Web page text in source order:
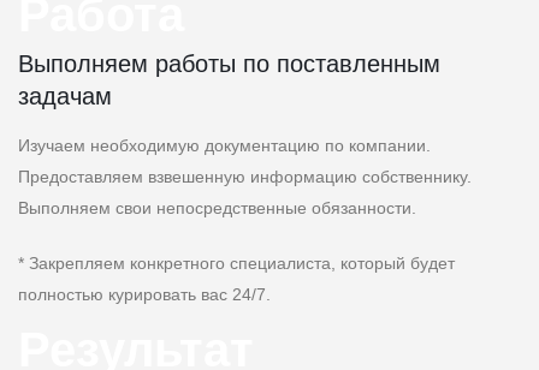
Выполняем работы по поставленным
задачам
Изучаем необходимую документацию по компании.
Предоставляем взвешенную информацию собственнику.
Выполняем свои непосредственные обязанности.
* Закрепляем конкретного специалиста, который будет
полностью курировать вас 24/7.